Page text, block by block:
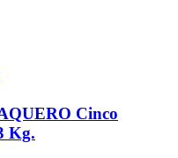
Cinco
Kg.